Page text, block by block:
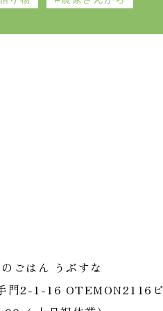
ごはん うぶすな
門2-1-16 OTEMON2116